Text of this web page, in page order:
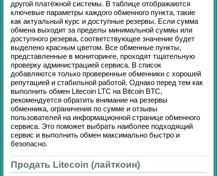
другой платёжной системы. В таблице отображаются
ключевые параметры каждого обменного пункта, такие
как актуальный курс и доступные резервы. Если сумма
обмена выходит за пределы минимальной суммы или
доступного резерва, соответствующее значение будет
выделено красным цветом. Все обменные пункты,
представленные в мониторинге, проходят тщательную
проверку администрацией сервиса. В список
добавляются только проверенные обменники с хорошей
репутацией и стабильной работой. Однако перед тем как
выполнить обмен Litecoin LTC на Bitcoin BTC,
рекомендуется обратить внимание на резервы
обменника, ограничения по сумме и отзывы
пользователей на информационной странице обменного
сервиса. Это поможет выбрать наиболее подходящий
сервис и выполнить обмен максимально быстро и
безопасно.
Продать Litecoin (лайткоин)